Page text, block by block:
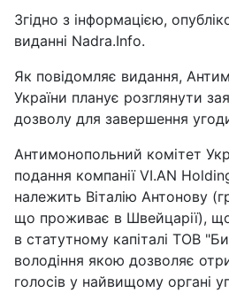
Згідно з інформацією,
виданні Nadra.Info.
Як повідомляє видання,
України планує розглянути
дозволу для завершення
Антимонопольний комітет
подання компанії VI.AN
належить Віталію Антонову
що проживає в Швейцарії),
в статутному капіталі ТОВ
володіння якою дозволяє
голосів у найвищому органі